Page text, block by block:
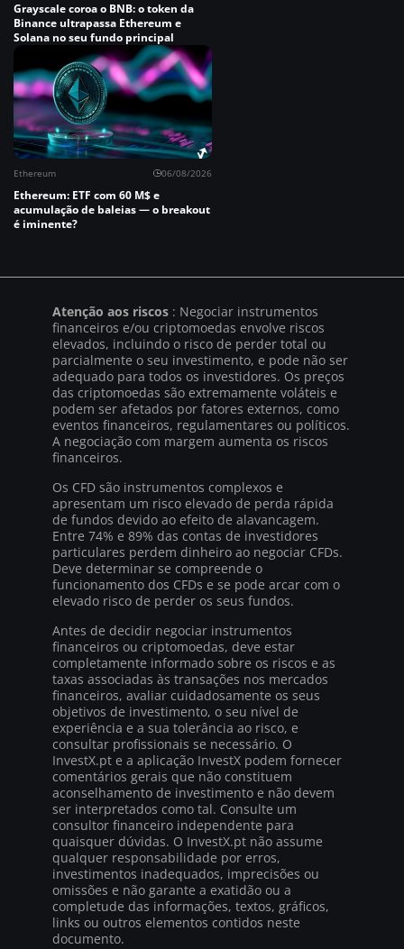
Grayscale coroa o BNB: o token da
Binance ultrapassa Ethereum e
Solana no seu fundo principal
Ethereum 06/08/2026
Ethereum: ETF com 60 M$ e
acumulação de baleias — o breakout
é iminente?
Atenção aos riscos : Negociar instrumentos
financeiros e/ou criptomoedas envolve riscos
elevados, incluindo o risco de perder total ou
parcialmente o seu investimento, e pode não ser
adequado para todos os investidores. Os preços
das criptomoedas são extremamente voláteis e
podem ser afetados por fatores externos, como
eventos financeiros, regulamentares ou políticos.
A negociação com margem aumenta os riscos
financeiros.
Os CFD são instrumentos complexos e
apresentam um risco elevado de perda rápida
de fundos devido ao efeito de alavancagem.
Entre 74% e 89% das contas de investidores
particulares perdem dinheiro ao negociar CFDs.
Deve determinar se compreende o
funcionamento dos CFDs e se pode arcar com o
elevado risco de perder os seus fundos.
Antes de decidir negociar instrumentos
financeiros ou criptomoedas, deve estar
completamente informado sobre os riscos e as
taxas associadas às transações nos mercados
financeiros, avaliar cuidadosamente os seus
objetivos de investimento, o seu nível de
experiência e a sua tolerância ao risco, e
consultar profissionais se necessário. O
InvestX.pt e a aplicação InvestX podem fornecer
comentários gerais que não constituem
aconselhamento de investimento e não devem
ser interpretados como tal. Consulte um
consultor financeiro independente para
quaisquer dúvidas. O InvestX.pt não assume
qualquer responsabilidade por erros,
investimentos inadequados, imprecisões ou
omissões e não garante a exatidão ou a
completude das informações, textos, gráficos,
links ou outros elementos contidos neste
documento.